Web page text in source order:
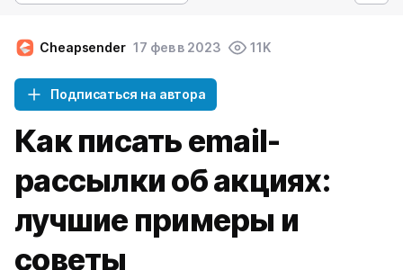
Cheapsender 17 фев в 2023 11K
Подписаться на автора
Как писать email-
рассылки об акциях:
лучшие примеры и
советы